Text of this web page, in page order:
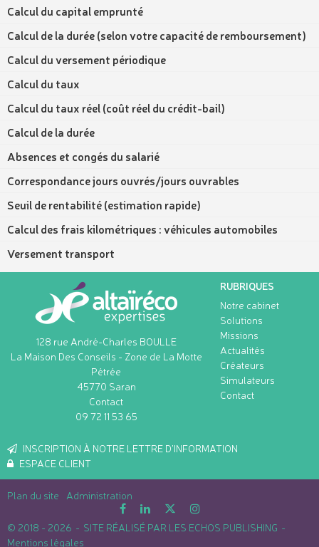
Calcul du capital emprunté
Calcul de la durée (selon votre capacité de remboursement)
Calcul du versement périodique
Calcul du taux
Calcul du taux réel (coût réel du crédit-bail)
Calcul de la durée
Absences et congés du salarié
Correspondance jours ouvrés/jours ouvrables
Seuil de rentabilité (estimation rapide)
Calcul des frais kilométriques : véhicules automobiles
Versement transport
128 rue André-Charles BOULLE
La Maison Des Conseils - Zone de La Motte
Pétrée
45770 Saran
Contact
09 72 11 53 65
RUBRIQUES
Notre cabinet
Solutions
Missions
Actualités
Créateurs
Simulateurs
Contact
INSCRIPTION À NOTRE LETTRE D'INFORMATION
ESPACE CLIENT
Plan du site Administration
© 2018 - 2026
SITE RÉALISÉ PAR LES ECHOS PUBLISHING
Mentions légales